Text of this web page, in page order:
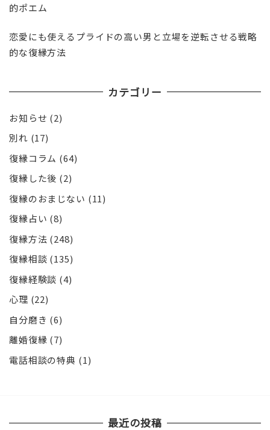
的ポエム
恋愛にも使えるプライドの高い男と立場を逆転させる戦略
的な復縁方法
カテゴリー
お知らせ (2)
別れ (17)
復縁コラム (64)
復縁した後 (2)
復縁のおまじない (11)
復縁占い (8)
復縁方法 (248)
復縁相談 (135)
復縁経験談 (4)
心理 (22)
自分磨き (6)
離婚復縁 (7)
電話相談の特典 (1)
最近の投稿